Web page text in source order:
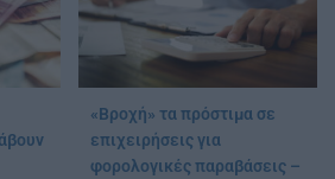
«Βροχή» τα πρόστιμα σε
επιχειρήσεις για
φορολογικές παραβάσεις –